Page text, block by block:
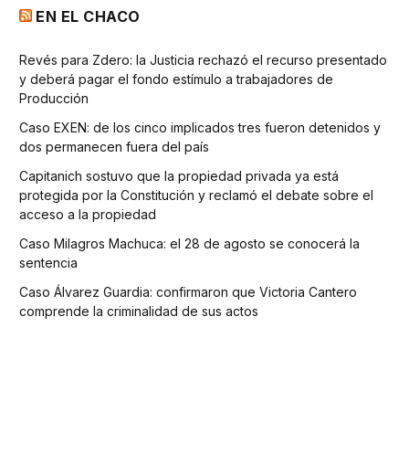
EN EL CHACO
Revés para Zdero: la Justicia rechazó el recurso presentado
y deberá pagar el fondo estímulo a trabajadores de
Producción
Caso EXEN: de los cinco implicados tres fueron detenidos y
dos permanecen fuera del país
Capitanich sostuvo que la propiedad privada ya está
protegida por la Constitución y reclamó el debate sobre el
acceso a la propiedad
Caso Milagros Machuca: el 28 de agosto se conocerá la
sentencia
Caso Álvarez Guardia: confirmaron que Victoria Cantero
comprende la criminalidad de sus actos